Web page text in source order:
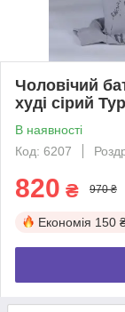
Чоловічий
худі сірий
В наявності
Код: 6207
820 ₴ 970 ₴
Економія 150